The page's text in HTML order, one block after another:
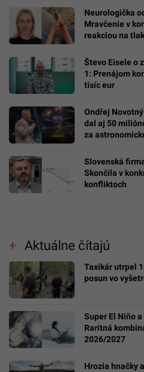
Neurologička
Mravčenie v
reakciou na
Števo Eisele o
1: Prenájom
tisíc eur
Ondřej
dal aj 50
za
Slovenská
Skončila v
konfliktoch
Aktuálne čítajú
Taxikár utrpel
posun vo
Super El Niño
Raritná
2026/2027
Hrozia hnačky